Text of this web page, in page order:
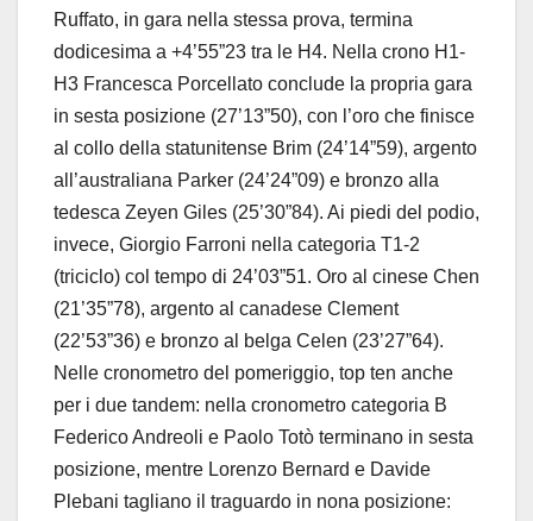
Ruffato, in gara nella stessa prova, termina
dodicesima a +4’55”23 tra le H4. Nella crono H1-
H3 Francesca Porcellato conclude la propria gara
in sesta posizione (27’13”50), con l’oro che finisce
al collo della statunitense Brim (24’14”59), argento
all’australiana Parker (24’24”09) e bronzo alla
tedesca Zeyen Giles (25’30”84). Ai piedi del podio,
invece, Giorgio Farroni nella categoria T1-2
(triciclo) col tempo di 24’03”51. Oro al cinese Chen
(21’35”78), argento al canadese Clement
(22’53”36) e bronzo al belga Celen (23’27”64).
Nelle cronometro del pomeriggio, top ten anche
per i due tandem: nella cronometro categoria B
Federico Andreoli e Paolo Totò terminano in sesta
posizione, mentre Lorenzo Bernard e Davide
Plebani tagliano il traguardo in nona posizione: